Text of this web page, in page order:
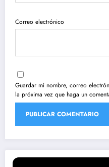
Correo electrónico
Guardar mi nombre, correo
la próxima vez que haga un